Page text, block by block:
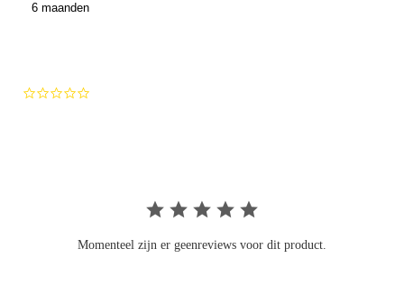
6 maanden
Momenteel zijn er geenreviews voor dit product.